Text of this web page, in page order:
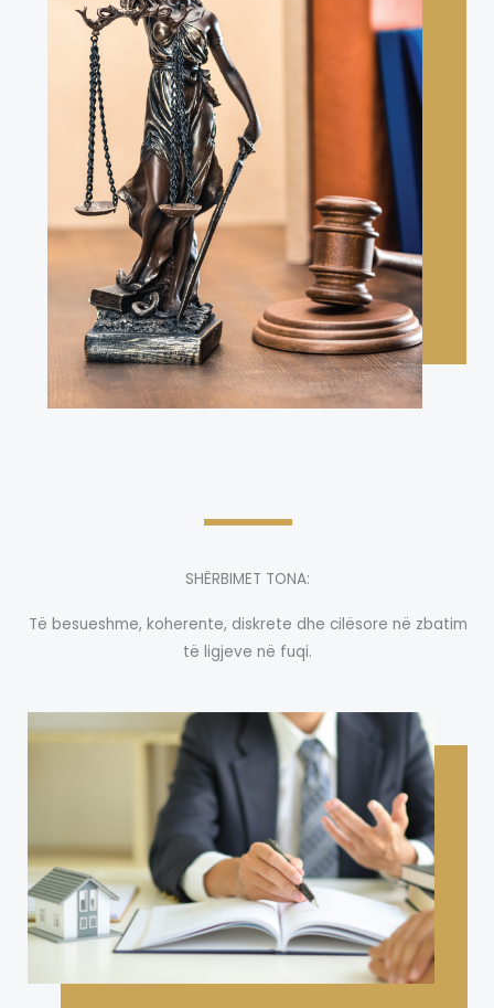
SHËRBIMET TONA:
Të besueshme, koherente, diskrete dhe cilësore në zbatim
të ligjeve në fuqi.